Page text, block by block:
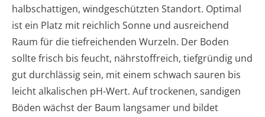
halbschattigen, windgeschützten Standort. Optimal
ist ein Platz mit reichlich Sonne und ausreichend
Raum für die tiefreichenden Wurzeln. Der Boden
sollte frisch bis feucht, nährstoffreich, tiefgründig und
gut durchlässig sein, mit einem schwach sauren bis
leicht alkalischen pH-Wert. Auf trockenen, sandigen
Böden wächst der Baum langsamer und bildet